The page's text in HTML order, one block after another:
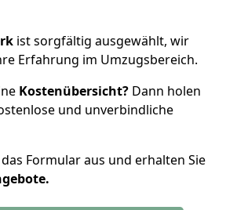
ist sorgfältig ausgewählt, wir
Erfahrung im Umzugsbereich.
Kostenübersicht? Dann holen
und unverbindliche
Formular aus und erhalten Sie